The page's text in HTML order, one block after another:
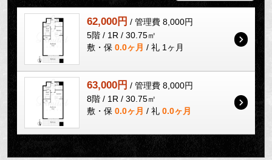
62,000円 / 管理費 8,000円
5階 / 1R / 30.75㎡
敷・保 0.0ヶ月 / 礼 1ヶ月
63,000円 / 管理費 8,000円
8階 / 1R / 30.75㎡
敷・保 0.0ヶ月 / 礼 0.0ヶ月